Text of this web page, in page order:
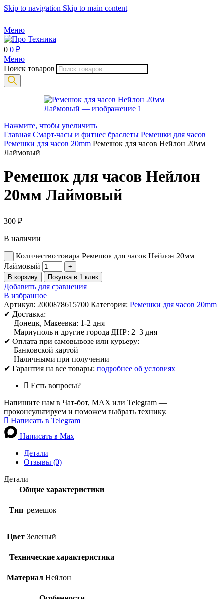
Skip to navigation Skip to main content
Меню
0 0 ₽
Меню
Поиск товаров
Нажмите, чтобы увеличить
Главная Смарт-часы и фитнес браслеты Ремешки для часов
Ремешки для часов 20mm Ремешок для часов Нейлон 20мм
Лаймовый
Ремешок для часов Нейлон
20мм Лаймовый
300 ₽
В наличии
Количество товара Ремешок для часов Нейлон 20мм
Лаймовый
В корзину Покупка в 1 клик
Добавить для сравнения
В избранное
Артикул: 2000878615700 Категория: Ремешки для часов 20mm
✔ Доставка:
— Донецк, Макеевка: 1-2 дня
— Мариуполь и другие города ДНР: 2–3 дня
✔ Оплата при самовывозе или курьеру:
— Банковской картой
— Наличными при получении
✔ Гарантия на все товары: подробнее об условиях
Есть вопросы?
Напишите нам в Чат-бот, MAX или Telegram —
проконсультируем и поможем выбрать технику.
Написать в Telegram
Написать в Max
Детали
Отзывы (0)
Детали
Общие характеристики
Тип ремешок
Цвет Зеленый
Технические характеристики
Материал Нейлон